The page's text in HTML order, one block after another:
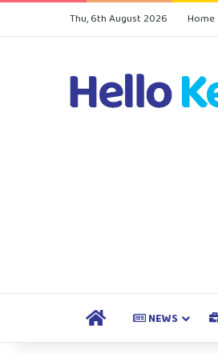
Thu, 6th August 2026 Home
HOME NEWS